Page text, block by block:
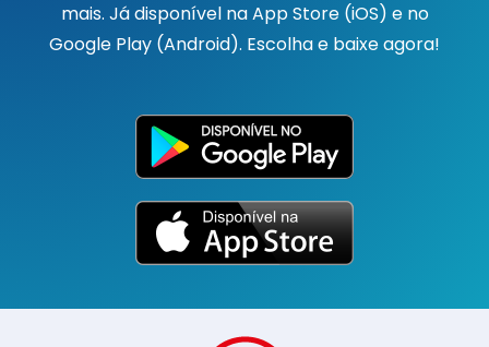
mais. Já disponível na App Store (iOS) e no
Google Play (Android). Escolha e baixe agora!